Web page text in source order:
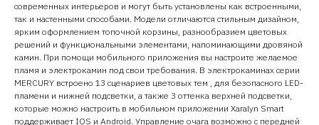
современных интерьеров и могут быть установлены как встроенными,
так и настенными способами. Модели отличаются стильным дизайном,
ярким оформлением топочной корзины, разнообразием цветовых
решений и функциональными элементами, напоминающими дровяной
камин. При помощи мобильного приложения вы настроите желаемое
пламя и электрокамин под свои требования. В электрокаминах серии
MERCURY встроено 13 сценариев цветовых тем , для безопасного LED-
пламени и нижней подсветки, а также 3 оттенка верхней подсветки,
которые можно настроить в мобильном приложении Xaralyn Smart
поддерживает IOS и Android. Управление очага возможно с передней